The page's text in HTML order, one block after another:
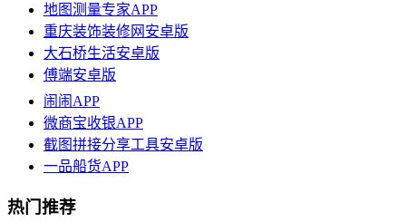
地图测量专家APP
重庆装饰装修网安卓版
大石桥生活安卓版
傅端安卓版
闹闹APP
微商宝收银APP
截图拼接分享工具安卓版
一品船货APP
热门推荐